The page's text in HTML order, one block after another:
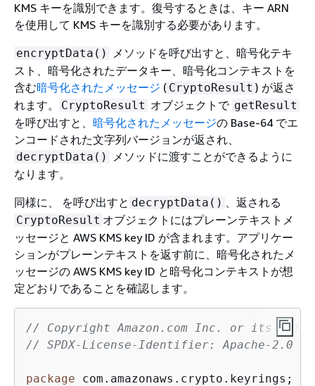
KMS キーを識別できます。復号するときは、キー ARN
を使用して KMS キーを識別する必要があります。
encryptData()
メソッドを呼び出すと、暗号化テキ
スト、暗号化されたデータキー、暗号化コンテキストを
含む暗号化されたメッセージ ( CryptoResult ) が返さ
れます。
CryptoResult オブジェクトで getResult
を呼び出すと、 暗号化されたメッセージの Base-64 でエ
ンコードされた文字列バージョンが返され、
decryptData()
メソッドに渡すことができるように
なります。
同様に、 を呼び出すと decryptData() 、返される
CryptoResult オブジェクトにはプレーンテキストメ
ッセージと AWS KMS key ID が含まれます。アプリケー
ションがプレーンテキストを返す前に、暗号化されたメ
ッセージの AWS KMS key ID と暗号化コンテキストが想
定どおりであることを確認します。
// Copyright Amazon.com Inc. or its
// SPDX-License-Identifier: Apache-2.0
package com.amazonaws.crypto.keyrings;